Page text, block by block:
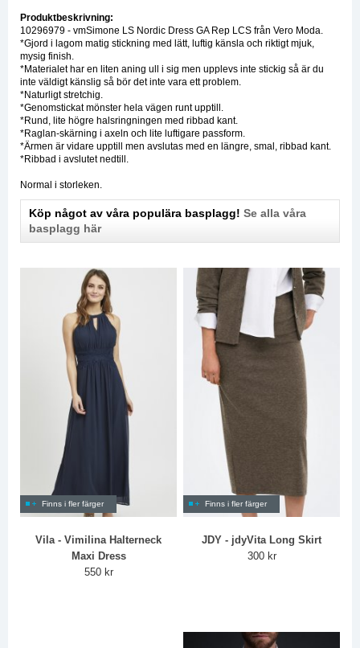
Produktbeskrivning:
10296979 - vmSimone LS Nordic Dress GA Rep LCS från Vero Moda.
*Gjord i lagom matig stickning med lätt, luftig känsla och riktigt mjuk,
mysig finish.
*Materialet har en liten aning ull i sig men upplevs inte stickig så är du
inte väldigt känslig så bör det inte vara ett problem.
*Naturligt stretchig.
*Genomstickat mönster hela vägen runt upptill.
*Rund, lite högre halsringningen med ribbad kant.
*Raglan-skärning i axeln och lite luftigare passform.
*Ärmen är vidare upptill men avslutas med en längre, smal, ribbad kant.
*Ribbad i avslutet nedtill.
Normal i storleken.
Köp något av våra populära basplagg! Se alla våra
basplagg här
Finns i fler färger
Vila - Vimilina Halterneck
Maxi Dress
550 kr
Finns i fler färger
JDY - jdyVita Long Skirt
300 kr